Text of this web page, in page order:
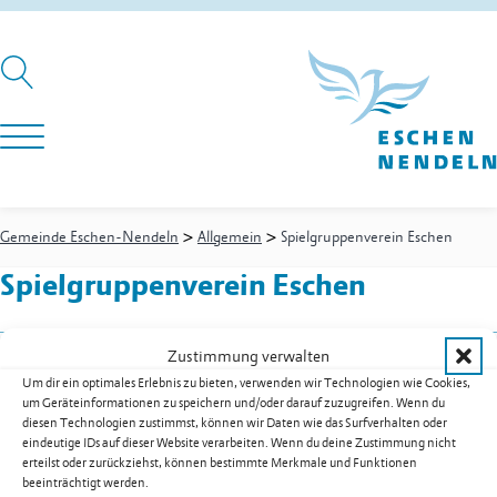
Zustimmung verwalten
Um dir ein optimales Erlebnis zu bieten, verwenden wir Technologien wie Cookies,
um Geräteinformationen zu speichern und/oder darauf zuzugreifen. Wenn du
diesen Technologien zustimmst, können wir Daten wie das Surfverhalten oder
eindeutige IDs auf dieser Website verarbeiten. Wenn du deine Zustimmung nicht
erteilst oder zurückziehst, können bestimmte Merkmale und Funktionen
beeinträchtigt werden.
Gemeinde Eschen-Nendeln > Allgemein > Spielgruppenverein Eschen
Spielgruppenverein Eschen
Raumspielgruppe
Postfach 210
9492Eschen
Mobil+41 79 795 29 96
E-Mailspielgruppe-eschen@adon.li